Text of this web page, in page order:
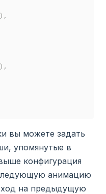
) ,
) ,
вы можете задать
упомянутые в
конфигурация
анимацию
на предыдущую